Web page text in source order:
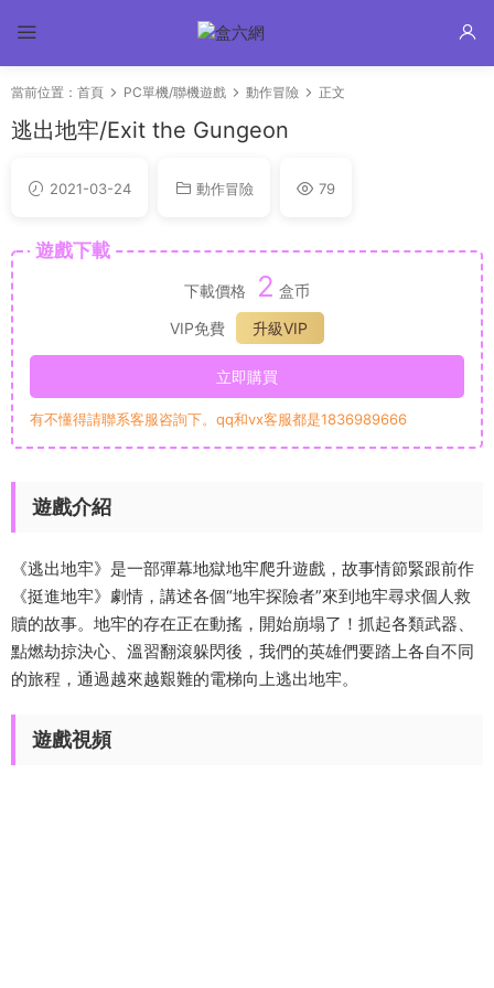
當前位置： 首頁 PC單機/聯機遊戲 動作冒險 正文
逃出地牢/Exit the Gungeon
2021-03-24 動作冒險 79
遊戲下載
下載價格 2 盒币
VIP免費
升級VIP
立即購買
有不懂得請聯系客服咨詢下。qq和vx客服都是1836989666
遊戲介紹
《逃出地牢》是一部彈幕地獄地牢爬升遊戲，故事情節緊跟前作
《挺進地牢》劇情，講述各個“地牢探險者”來到地牢尋求個人救
贖的故事。地牢的存在正在動搖，開始崩塌了！抓起各類武器、
點燃劫掠決心、溫習翻滾躲閃後，我們的英雄們要踏上各自不同
的旅程，通過越來越艱難的電梯向上逃出地牢。
遊戲視頻